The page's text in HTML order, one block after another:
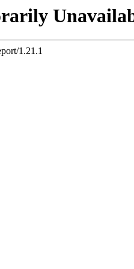
1.21.1